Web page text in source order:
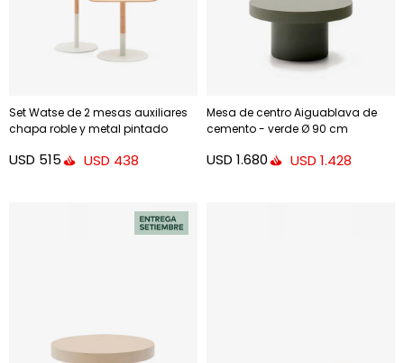
Set Watse de 2 mesas auxiliares
chapa roble y metal pintado
USD 515 USD 438
Mesa de centro Aiguablava de
cemento - verde Ø 90 cm
USD 1.680 USD 1.428